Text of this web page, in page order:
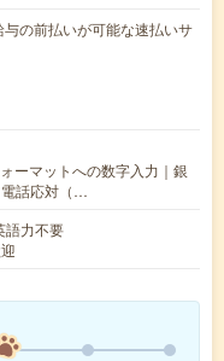
の前払いが可能な速払いサ
ーマットへの数字入力｜銀
電話応対（…
語力不要